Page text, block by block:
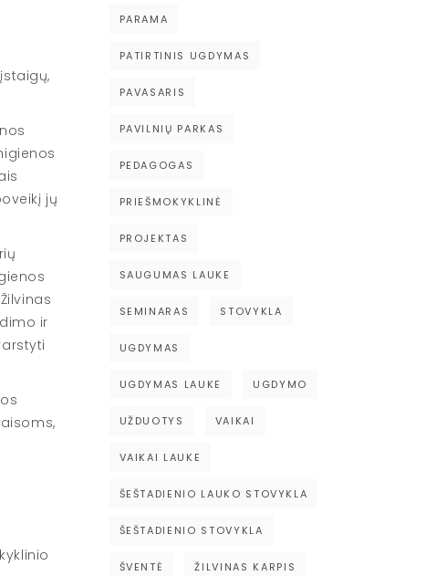
jų
ir
PARAMA
PATIRTINIS UGDYMAS
PAVASARIS
PAVILNIŲ PARKAS
PEDAGOGAS
PRIEŠMOKYKLINĖ
PROJEKTAS
SAUGUMAS LAUKE
SEMINARAS STOVYKLA
UGDYMAS
UGDYMAS LAUKE UGDYMO
UŽDUOTYS VAIKAI
VAIKAI LAUKE
ŠEŠTADIENIO LAUKO STOVYKLA
ŠEŠTADIENIO STOVYKLA
ŠVENTĖ ŽILVINAS KARPIS